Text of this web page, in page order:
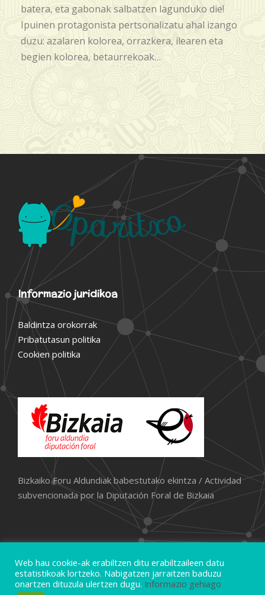
batera, eta gabonak salbatzen lagunduko die!
Ipuinen protagonista pertsonalizatu ahal izango
duzu: azalaren kolorea, orrazkera, ilearen eta
begien kolorea, betaurrekoak…
Informazio juridikoa
Baldintza orokorrak
Pribatutasun politika
Cookien politika
Bizkaiko Foru Aldundiak babestutako ekintza / Actividad
subvencionada por la Diputación Foral de Bizkaia
Copyright Oparitxo.eus, Eskubide guztiak
Web hau cookie-ak erabiltzen ditu erabiltzaileen datu
estatistikoak lortzeko. Nabigatzen jarraitzen baduzu
onartzen dituzula ulertzen dugu. Informazio gehiago